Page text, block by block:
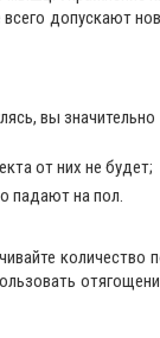
допускают
вы значительно
от них не будет;
падают на пол.
количество